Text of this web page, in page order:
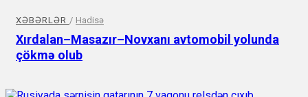
XƏBƏRLƏR / Hadisə
Xırdalan–Masazır–Novxanı avtomobil yolunda
çökmə olub